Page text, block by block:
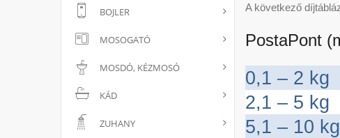
BOJLER
MOSOGATÓ
MOSDÓ, KÉZMOSÓ
KÁD
ZUHANY
A következő
PostaPont
0,1 – 2 kg
2,1 – 5 kg
5,1 – 10 kg